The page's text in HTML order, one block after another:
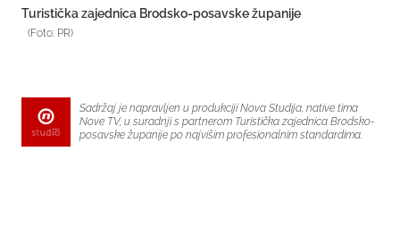
Turistička zajednica Brodsko-posavske županije
(Foto: PR)
Sadržaj je napravljen u produkciji Nova Studija, native tima
Nove TV, u suradnji s partnerom Turistička zajednica Brodsko-
posavske županije po najvišim profesionalnim standardima.